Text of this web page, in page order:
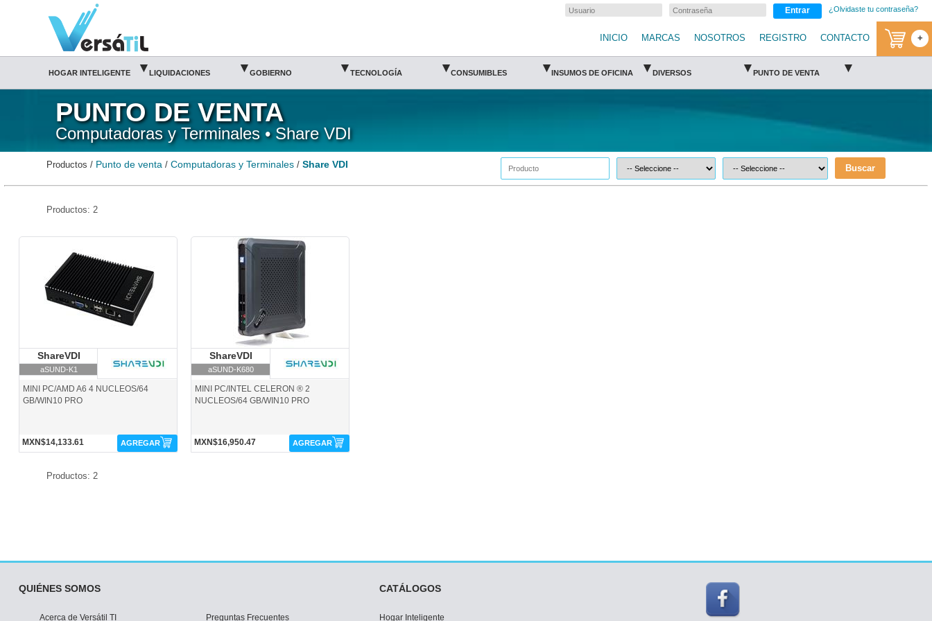
Share VDI/Computadoras y Terminales/Punto de venta|Versátil TI Entrar ¿Olvidaste tu contraseña?
INICIO MARCAS NOSOTROS REGISTRO CONTACTO +
HOGAR INTELIGENTE ▾ LIQUIDACIONES ▾ GOBIERNO ▾ TECNOLOGÍA ▾ CONSUMIBLES ▾ INSUMOS DE OFICINA ▾ DIVERSOS ▾ PUNTO DE VENTA ▾
PUNTO DE VENTA
Computadoras y Terminales • Share VDI
Productos / Punto de venta /Computadoras y Terminales /Share VDI Buscar
Productos: 2
ShareVDI
aSUND-K1
MINI PC/AMD A6 4 NUCLEOS/64
GB/WIN10 PRO
MXN$14,133.61 AGREGAR
aSUND-K680-ShareVDI
ShareVDI
aSUND-K680
MINI PC/INTEL CELERON ® 2
NUCLEOS/64 GB/WIN10 PRO
MXN$16,950.47 AGREGAR
Productos: 2
QUIÉNES SOMOS
Acerca de Versátil TI Preguntas Frecuentes
CATÁLOGOS
Hogar Inteligente